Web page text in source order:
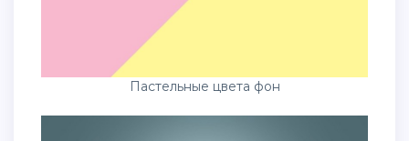
Пастельные цвета фон